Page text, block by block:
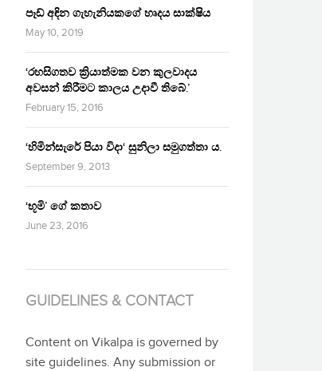
පෑඩ් අඳින ගැහැනියකගේ හෘදය සාක්ෂිය
May 10, 2019
‘රහසිගතව ක්‍රියාත්මක වන කුලවාදය
අවසන් කිරීමට කාලය උදාවී තිබේ.’
February 15, 2016
‘හිමින්සැරේ පියා විදා‘ සුනිලා සමුගත්තා ය.
September 9, 2013
‘භූමි’ ගේ කතාව
June 23, 2016
GUIDELINES & CONTACT
Content on Vikalpa is governed by
site guidelines. Any submission or